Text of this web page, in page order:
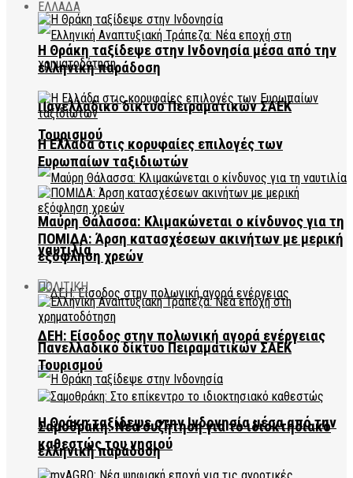
ΕΛΛΑΔΑ
Πανελλαδικό δίκτυο Πειραματικών ΣΑΕΚ
Τουρισμού
Μαύρη Θάλασσα: Κλιμακώνεται ο κίνδυνος για τη
ναυτιλία
ΔΕΗ: Είσοδος στην πολωνική αγορά ενέργειας
Η Θράκη ταξίδεψε στην Ινδονησία μέσα από την
ελληνική παράδοση
Η Θράκη ταξίδεψε στην Ινδονησία μέσα από την
ελληνική παράδοση
Η Ελλάδα στις κορυφαίες επιλογές των
Ευρωπαίων ταξιδιωτών
ΠΟΜΙΔΑ: Άρση κατασχέσεων ακινήτων με μερική
εξόφληση χρεών
ΠΟΛΙΤΙΚΗ
Πανελλαδικό δίκτυο Πειραματικών ΣΑΕΚ
Τουρισμού
Σαμοθράκη: Νέα συζήτηση για το ιδιοκτησιακό
καθεστώς του νησιού